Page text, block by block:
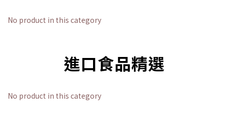
No product in this category
進口食品精選
No product in this category